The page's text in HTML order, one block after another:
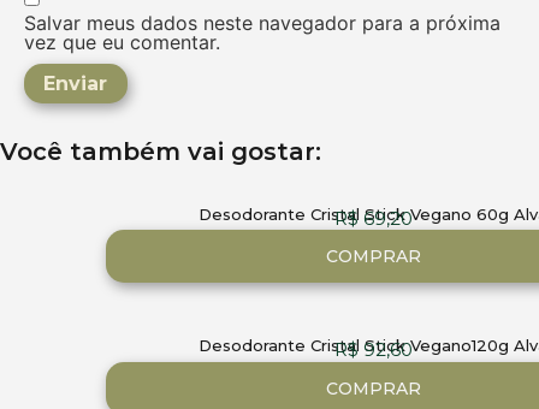
Salvar meus dados neste navegador para a próxima
vez que eu comentar.
Você também vai gostar:
Desodorante Cristal Stick Vegano 60g
R$69,20
COMPRAR
Desodorante Cristal Stick Vegano120g
R$92,60
COMPRAR